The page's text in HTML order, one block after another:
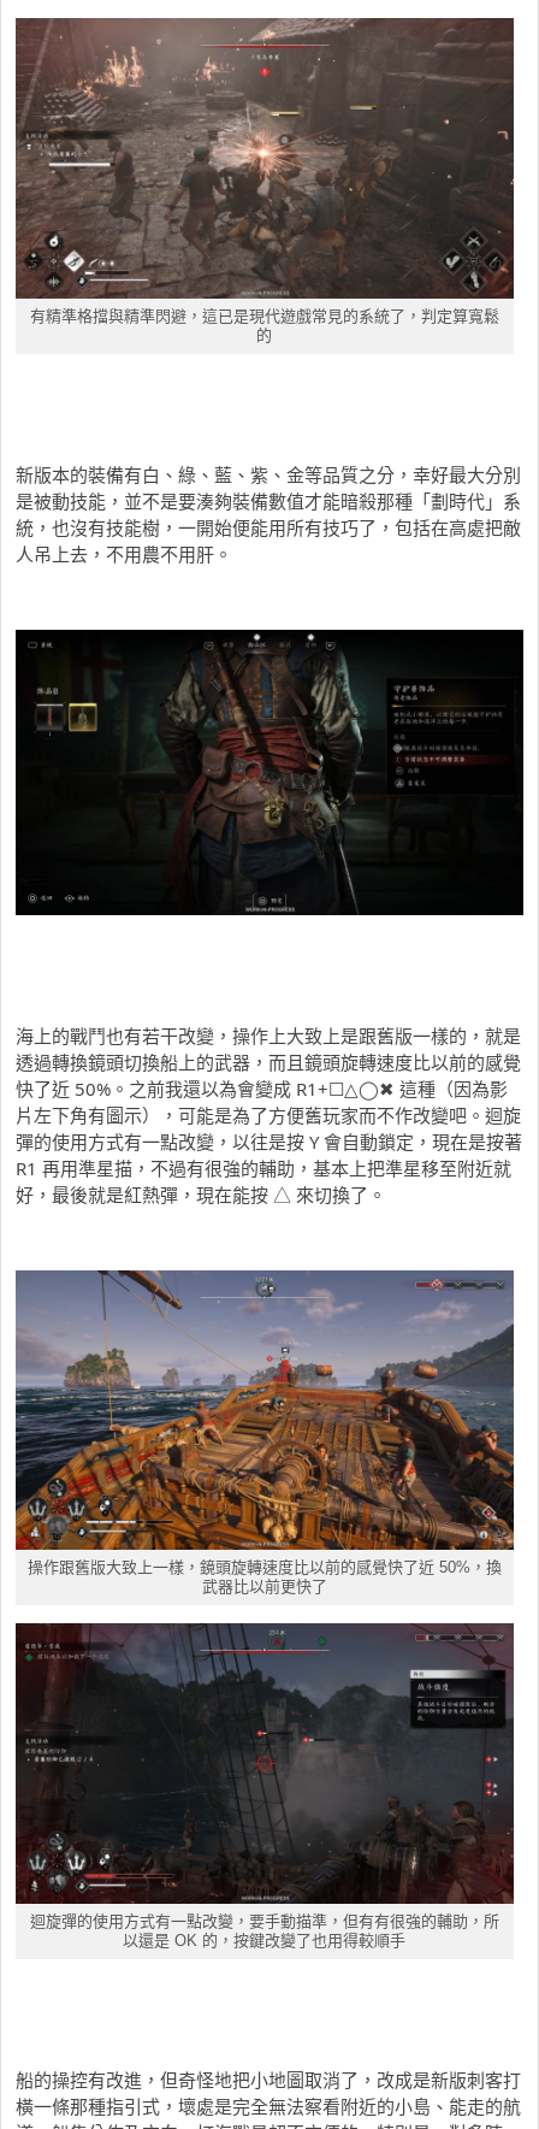
有精準格擋與精準閃避，這已是現代遊戲常見的系統了，判定算寬鬆
的
新版本的裝備有白、綠、藍、紫、金等品質之分，幸好最大分別
是被動技能，並不是要湊夠裝備數值才能暗殺那種「劃時代」系
統，也沒有技能樹，一開始便能用所有技巧了，包括在高處把敵
人吊上去，不用農不用肝。
海上的戰鬥也有若干改變，操作上大致上是跟舊版一樣的，就是
透過轉換鏡頭切換船上的武器，而且鏡頭旋轉速度比以前的感覺
快了近 50%。之前我還以為會變成 R1+☐△◯✖ 這種（因為影
片左下角有圖示），可能是為了方便舊玩家而不作改變吧。迴旋
彈的使用方式有一點改變，以往是按 Y 會自動鎖定，現在是按著
R1 再用準星描，不過有很強的輔助，基本上把準星移至附近就
好，最後就是紅熱彈，現在能按 △ 來切換了。
操作跟舊版大致上一樣，鏡頭旋轉速度比以前的感覺快了近 50%，換
武器比以前更快了
迴旋彈的使用方式有一點改變，要手動描準，但有有很強的輔助，所
以還是 OK 的，按鍵改變了也用得較順手
船的操控有改進，但奇怪地把小地圖取消了，改成是新版刺客打
橫一條那種指引式，壞處是完全無法察看附近的小島、能走的航